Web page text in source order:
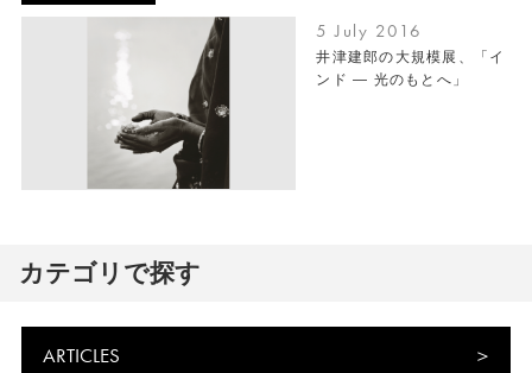
5 July 2016
井津建郎の大規模展、「イ
ンド ― 光のもとへ」
カテゴリで探す
ARTICLES